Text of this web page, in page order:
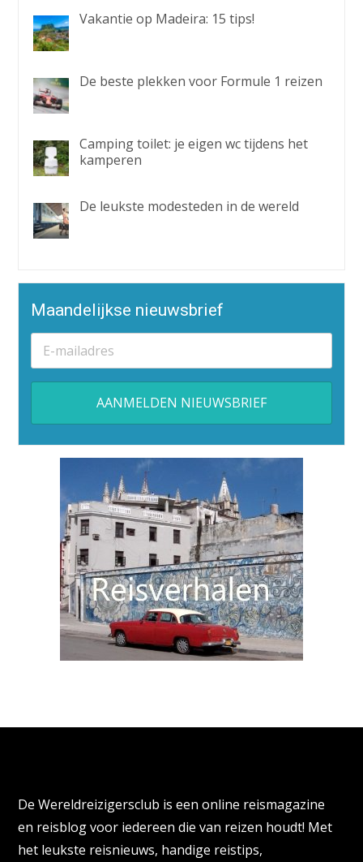
Vakantie op Madeira: 15 tips!
De beste plekken voor Formule 1 reizen
Camping toilet: je eigen wc tijdens het
kamperen
De leukste modesteden in de wereld
Maandelijkse nieuwsbrief
Alternative:
De Wereldreizigersclub is een online reismagazine
en reisblog voor iedereen die van reizen houdt! Met
het leukste reisnieuws, handige reistips,